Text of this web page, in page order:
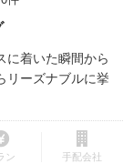
に着いた瞬間から
リーズナブルに挙
ン 手配会社